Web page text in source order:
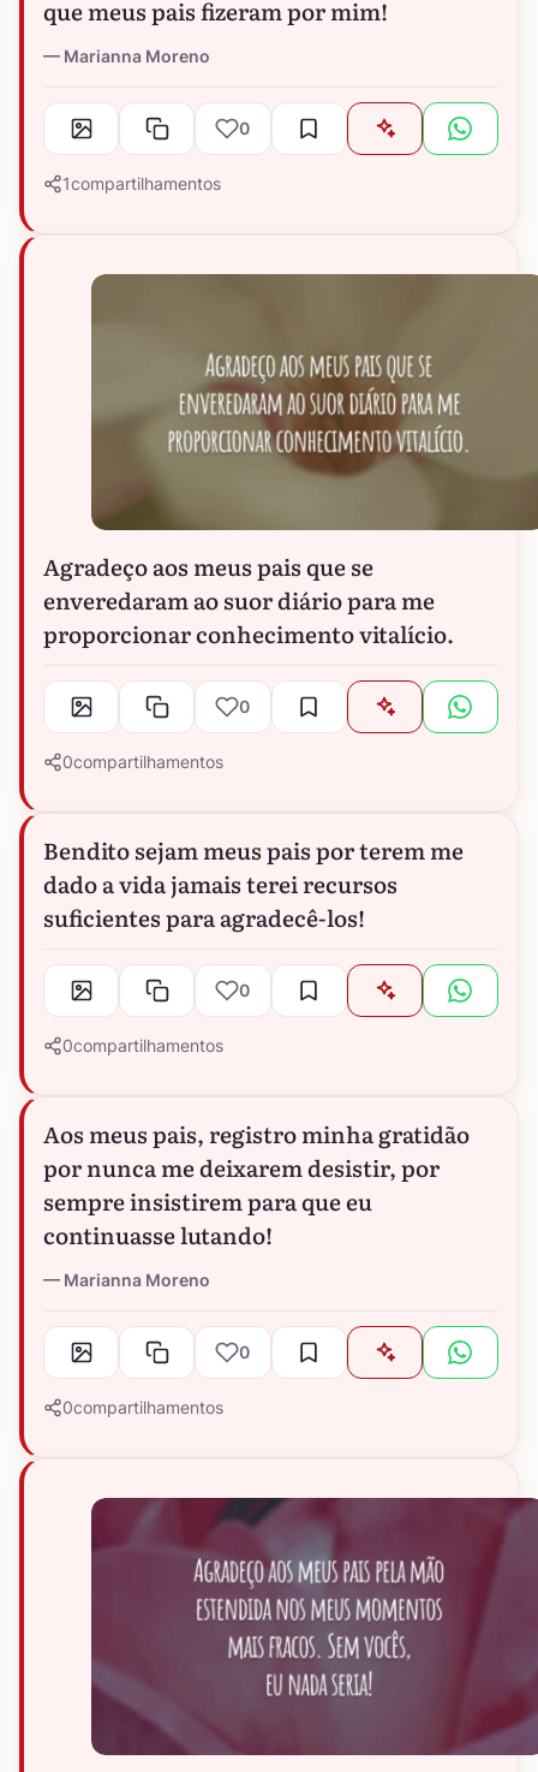
que meus pais fizeram por mim!
Marianna Moreno
0
1compartilhamentos
Agradeço aos meus pais que se
enveredaram ao suor diário para me
proporcionar conhecimento vitalício.
0
0compartilhamentos
Bendito sejam meus pais por terem me
dado a vida jamais terei recursos
suficientes para agradecê-los!
0
0compartilhamentos
Aos meus pais, registro minha gratidão
por nunca me deixarem desistir, por
sempre insistirem para que eu
continuasse lutando!
Marianna Moreno
0
0compartilhamentos